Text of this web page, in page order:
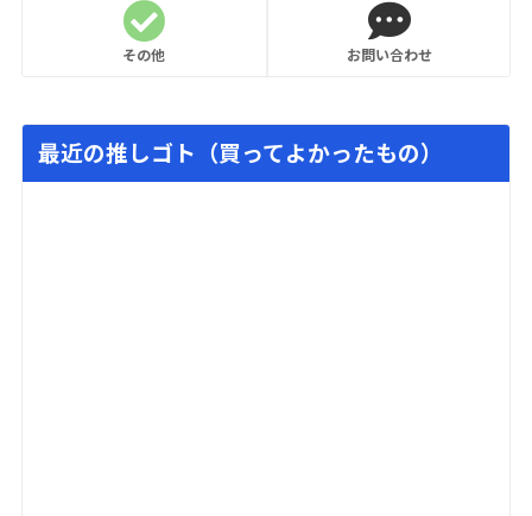
その他 お問い合わせ
最近の推しゴト（買ってよかったもの）